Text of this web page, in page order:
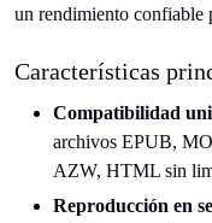
un rendimiento confiable
Características
Compatibilidad
archivos EPUB,
AZW, HTML sin
Reproducción en